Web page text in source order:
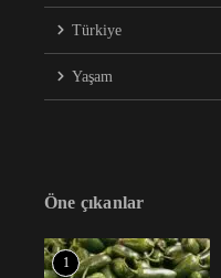
Türkiye
Yaşam
Öne çıkanlar
1